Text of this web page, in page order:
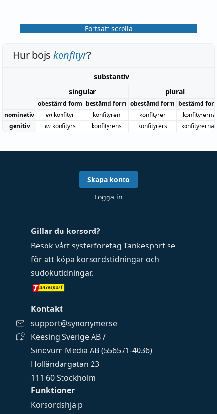
Fortsätt scrolla
Hur böjs konfityr?
substantiv
singular
plural
obestämd form bestämd form obestämd form bestämd
nominativ
en konfityr konfityren konfityrer
konfityrerna
genitiv
en konfityrs konfityrens konfityrers konfityrernas
Funktioner
Korsordshjälp
Gillar du korsord?
Besök vårt systerföretag Tankesport.se
för att köpa korsordstidningar och
sudokutidningar.
Kontakt
support@synonymer.se
Keesing Sverige AB /
Sinovum Media AB (556571-4036)
Holländargatan 23
111 60 Stockholm
Skapa konto
Logga in